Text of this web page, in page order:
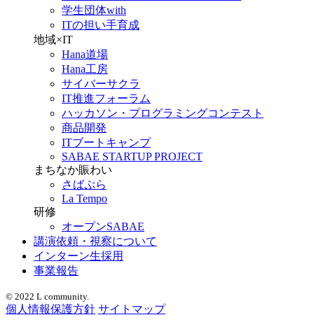
学生団体with
ITの担い手育成
地域×IT
Hana道場
Hana工房
サイバーサクラ
IT推進フォーラム
ハッカソン・プログラミングコンテスト
商品開発
ITブートキャンプ
SABAE STARTUP PROJECT
まちなか賑わい
さばぷら
La Tempo
研修
オープンSABAE
講演依頼・視察について
インターン生採用
事業報告
© 2022 L community.
個人情報保護方針 サイトマップ